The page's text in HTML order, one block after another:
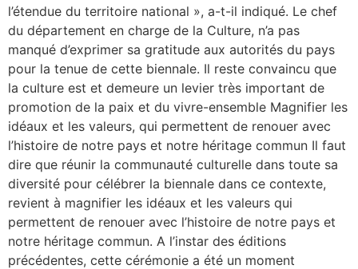
l’étendue du territoire national », a-t-il indiqué. Le chef
du département en charge de la Culture, n’a pas
manqué d’exprimer sa gratitude aux autorités du pays
pour la tenue de cette biennale. Il reste convaincu que
la culture est et demeure un levier très important de
promotion de la paix et du vivre-ensemble Magnifier les
idéaux et les valeurs, qui permettent de renouer avec
l’histoire de notre pays et notre héritage commun Il faut
dire que réunir la communauté culturelle dans toute sa
diversité pour célébrer la biennale dans ce contexte,
revient à magnifier les idéaux et les valeurs qui
permettent de renouer avec l’histoire de notre pays et
notre héritage commun. A l’instar des éditions
précédentes, cette cérémonie a été un moment